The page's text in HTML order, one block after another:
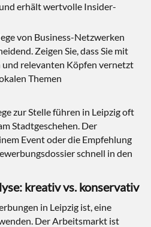
erhält wertvolle Insider-
von Business-Netzwerken
Zeigen Sie, dass Sie mit
relevanten Köpfen vernetzt
Themen
zur Stelle führen in Leipzig oft
Stadtgeschehen. Der
Event oder die Empfehlung
schnell in den
kreativ vs. konservativ
in Leipzig ist, eine
Der Arbeitsmarkt ist